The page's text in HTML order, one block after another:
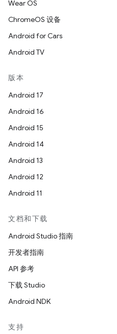
Wear OS
ChromeOS 设备
Android for Cars
Android TV
版本
Android 17
Android 16
Android 15
Android 14
Android 13
Android 12
Android 11
文档和下载
Android Studio 指南
开发者指南
API 参考
下载 Studio
Android NDK
支持